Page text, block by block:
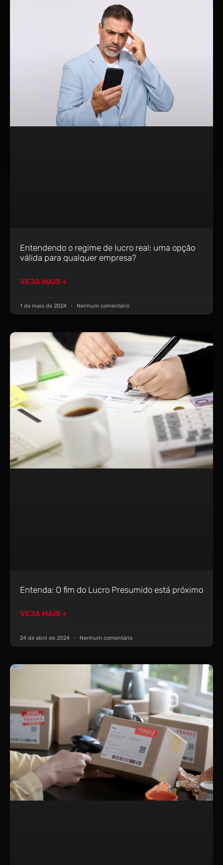
Entendendo o regime de lucro real: uma opção
válida para qualquer empresa?
VEJA MAIS +
1 de maio de 2024 Nenhum comentário
Entenda: O fim do Lucro Presumido está próximo
VEJA MAIS +
24 de abril de 2024 Nenhum comentário